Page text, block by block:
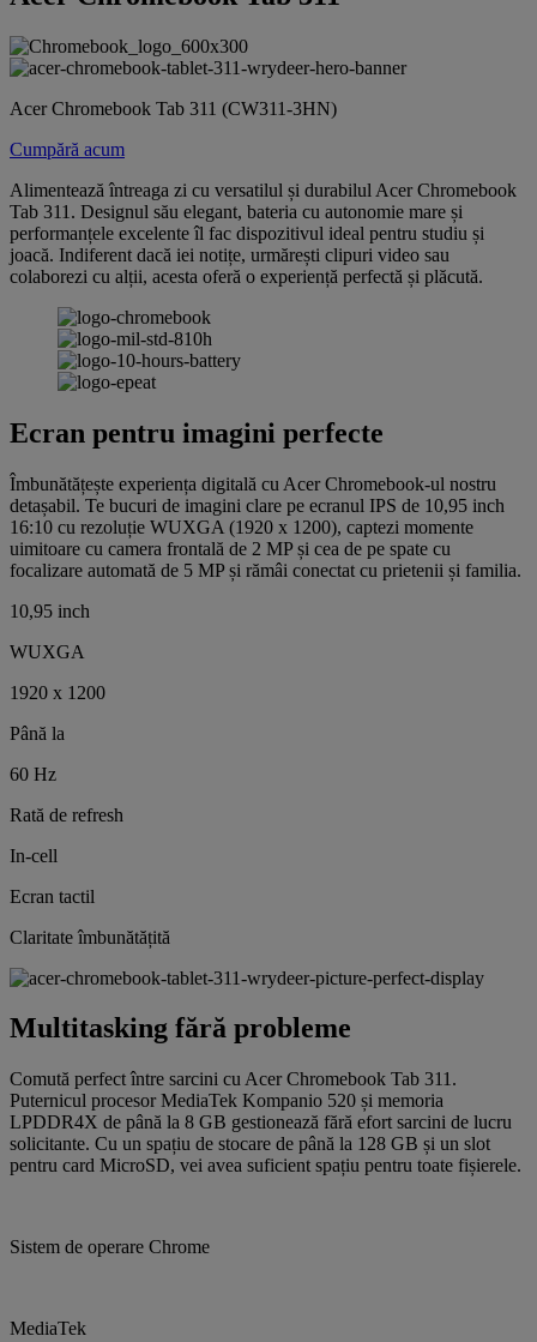
Acer Chromebook Tab 311 (CW311-3HN)
Cumpără acum
Alimentează întreaga zi cu versatilul și durabilul Acer Chromebook
Tab 311. Designul său elegant, bateria cu autonomie mare și
performanțele excelente îl fac dispozitivul ideal pentru studiu și
joacă. Indiferent dacă iei notițe, urmărești clipuri video sau
colaborezi cu alții, acesta oferă o experiență perfectă și plăcută.
Ecran pentru imagini perfecte
Îmbunătățește experiența digitală cu Acer Chromebook-ul nostru
detașabil. Te bucuri de imagini clare pe ecranul IPS de 10,95 inch
16:10 cu rezoluție WUXGA (1920 x 1200), captezi momente
uimitoare cu camera frontală de 2 MP și cea de pe spate cu
focalizare automată de 5 MP și rămâi conectat cu prietenii și familia.
10,95 inch
WUXGA
1920 x 1200
Până la
60 Hz
Rată de refresh
In-cell
Ecran tactil
Claritate îmbunătățită
Multitasking fără probleme
Comută perfect între sarcini cu Acer Chromebook Tab 311.
Puternicul procesor MediaTek Kompanio 520 și memoria
LPDDR4X de până la 8 GB gestionează fără efort sarcini de lucru
solicitante. Cu un spațiu de stocare de până la 128 GB și un slot
pentru card MicroSD, vei avea suficient spațiu pentru toate fișierele.
Sistem de operare Chrome
MediaTek